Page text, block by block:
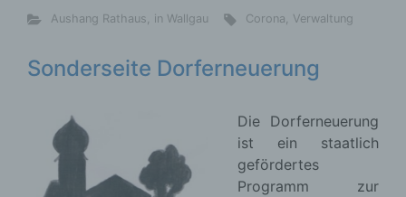
Aushang Rathaus, in Wallgau Corona, Verwaltung
Sonderseite Dorferneuerung
Die Dorferneuerung
ist ein staatlich
gefördertes
Programm zur